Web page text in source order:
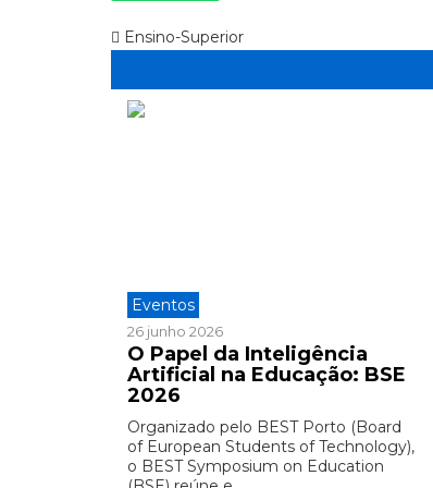
Ensino-Superior
Eventos
26 junho 2026
O Papel da Inteligência
Artificial na Educação: BSE
2026
Organizado pelo BEST Porto (Board
of European Students of Technology),
o BEST Symposium on Education